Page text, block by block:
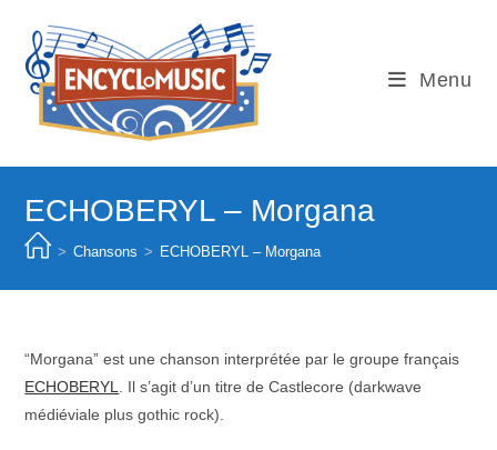
content
Menu
ECHOBERYL – Morgana
> Chansons > ECHOBERYL – Morgana
“Morgana” est une chanson interprétée par le groupe français
ECHOBERYL
. Il s’agit d’un titre de Castlecore (darkwave
médiéviale plus gothic rock).